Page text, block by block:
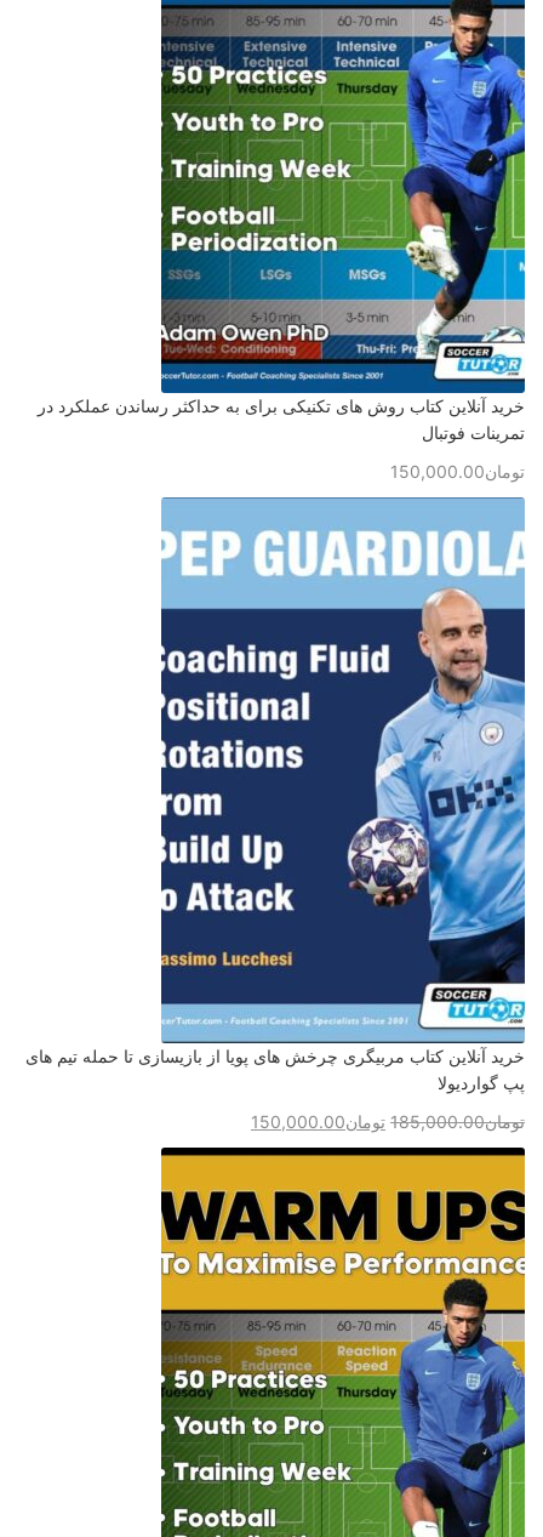
خرید آنلاین کتاب روش های تکنیکی برای به حداکثر رساندن عملکرد در
تمرینات فوتبال
تومان150,000.00
خرید آنلاین کتاب مربیگری چرخش های پویا از بازیسازی تا حمله تیم های
پپ گواردیولا
تومان185,000.00 تومان150,000.00